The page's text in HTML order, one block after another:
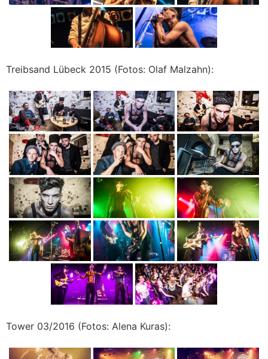
Treibsand Lübeck 2015 (Fotos: Olaf Malzahn):
Tower 03/2016 (Fotos: Alena Kuras):